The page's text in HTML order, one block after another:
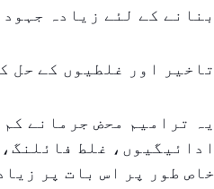
بنانے کے لئے زیادہ
تاخیر اور غلطیوں کے حل
یہ ترامیم محض جرمانے
ادائیگیوں، غلط
خاص طور پر اس بات پر